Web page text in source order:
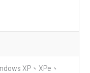
XP、XPe、